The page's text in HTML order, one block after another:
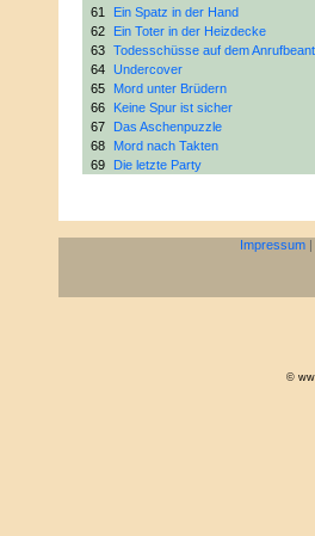
61
Ein Spatz in der Hand
62
Ein Toter in der Heizdecke
63
Todesschüsse auf dem
64
Undercover
65
Mord unter Brüdern
66
Keine Spur ist sicher
67
Das Aschenpuzzle
68
Mord nach Takten
69
Die letzte Party
Impressum |
©